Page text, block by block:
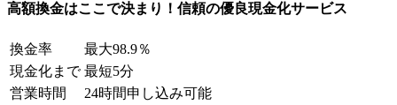
高額換金はここで決まり！信頼の優良現金化サービス
換金率
最大98.9％
現金化まで 最短5分
営業時間
24時間申し込み可能